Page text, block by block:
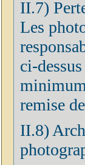
II.7)
Les
ci-
remise
II.8)